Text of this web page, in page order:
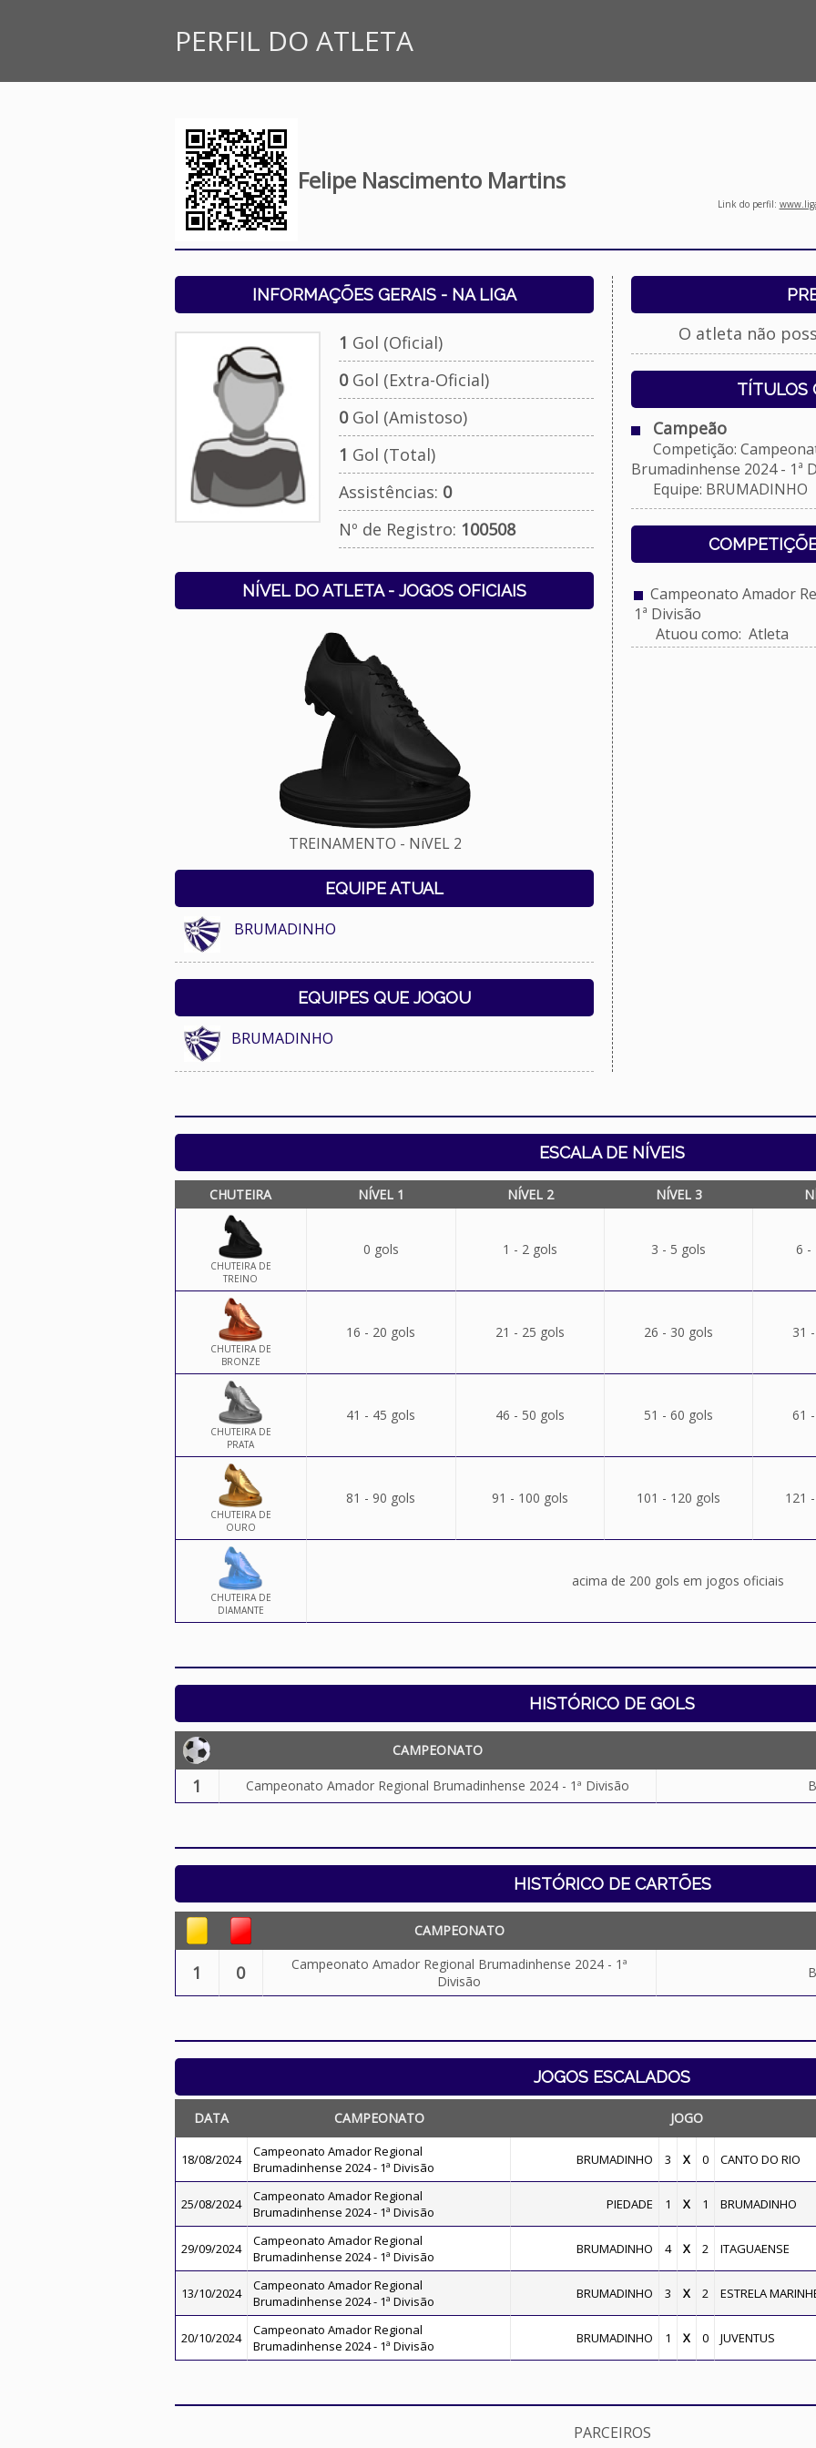
PERFIL DO ATLETA
Felipe Nascimento Martins
Link do perfil:
INFORMAÇÕES GERAIS - NA LIGA
1 Gol (Oficial)
0Gol (Extra-Oficial)
0Gol (Amistoso)
1 Gol (Total)
Assistências: 0
Nº de Registro: 100508
NÍVEL DO ATLETA - JOGOS OFICIAIS
TREINAMENTO - NíVEL 2
EQUIPE ATUAL
BRUMADINHO
EQUIPES QUE JOGOU
BRUMADINHO
O atleta não
TÍTULOS
Campeão
Competição:
Brumadinhense 2024 - 1ª
Equipe: BRUMADINHO
Campeonato Amador
1ª Divisão
Atuou como: Atleta
ESCALA DE NÍVEIS
CHUTEIRA NÍVEL 1 NÍVEL 2 NÍVEL 3
CHUTEIRA DE
TREINO
0 gols 1 - 2 gols 3 - 5 gols 6 -
CHUTEIRA DE
BRONZE
16 - 20 gols 21 - 25 gols 26 - 30 gols 31
CHUTEIRA DE
PRATA
41 - 45 gols 46 - 50 gols 51 - 60 gols 61
CHUTEIRA DE
OURO
81 - 90 gols 91 - 100 gols 101 - 120 gols 121
CHUTEIRA DE
DIAMANTE
acima de 200 gols em jogos oficiais
HISTÓRICO DE GOLS
CAMPEONATO
1 Campeonato Amador Regional Brumadinhense 2024 - 1ª Divisão
HISTÓRICO DE CARTÕES
CAMPEONATO
1 0
Campeonato Amador Regional Brumadinhense 2024 - 1ª
Divisão
JOGOS ESCALADOS
DATA CAMPEONATO JOGO
18/08/2024
Campeonato Amador Regional
Brumadinhense 2024 - 1ª Divisão
BRUMADINHO 3 X 0 CANTO DO RIO
25/08/2024
Campeonato Amador Regional
Brumadinhense 2024 - 1ª Divisão
PIEDADE 1 X 1 BRUMADINHO
29/09/2024
Campeonato Amador Regional
Brumadinhense 2024 - 1ª Divisão
BRUMADINHO 4 X 2 ITAGUAENSE
13/10/2024
Campeonato Amador Regional
Brumadinhense 2024 - 1ª Divisão
BRUMADINHO 3 X 2 ESTRELA
20/10/2024
Campeonato Amador Regional
Brumadinhense 2024 - 1ª Divisão
BRUMADINHO 1 X 0 JUVENTUS
PARCEIROS